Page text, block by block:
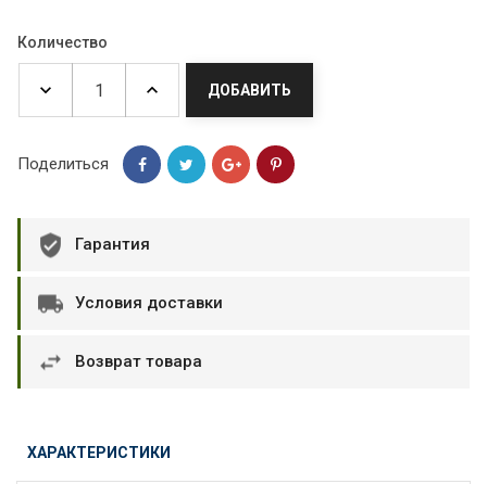
Количество
ДОБАВИТЬ
Поделиться
Гарантия
Условия доставки
Возврат товара
ХАРАКТЕРИСТИКИ